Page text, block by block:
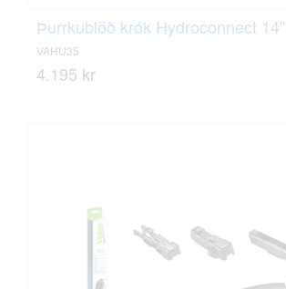
Þurrkublöð krók Hydroconnect
VAHU35
4.195 kr